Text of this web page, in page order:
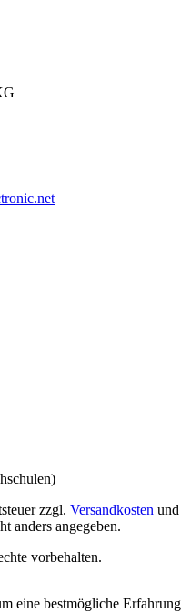
zzgl. Versandkosten und
anders angegeben.
vorbehalten.
eine bestmögliche Erfahrung